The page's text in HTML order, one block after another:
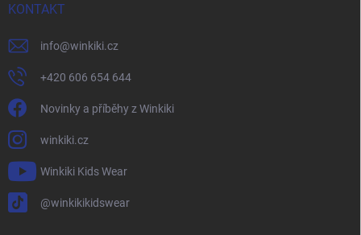
KONTAKT
info@winkiki.cz
+420 606 654 644
Novinky a příběhy z Winkiki
winkiki.cz
Winkiki Kids Wear
@winkikikidswear